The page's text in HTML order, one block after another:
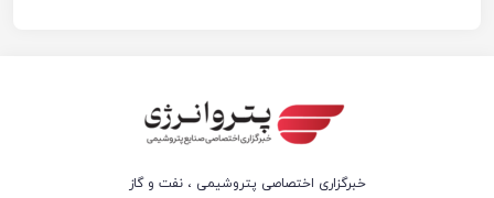
خبرگزاری اختصاصی پتروشیمی ، نفت و گاز